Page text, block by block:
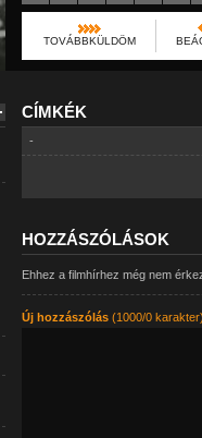
TOVÁBBKÜLDÖM
CÍMKÉK
-
HOZZÁSZÓLÁSOK
Ehhez a filmhírhez még nem
Új hozzászólás(1000/0 karakter)